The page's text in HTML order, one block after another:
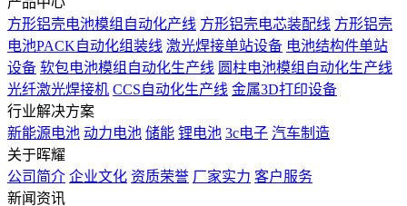
方形铝壳电池模组自动化产线 方形铝壳电芯装配线 方形铝壳
电池PACK自动化组装线 激光焊接单站设备 电池结构件单站
设备 软包电池模组自动化生产线 圆柱电池模组自动化生产线
光纤激光焊接机 CCS自动化生产线 金属3D打印设备
行业解决方案
新能源电池 动力电池 储能 锂电池 3c电子 汽车制造
关于晖耀
公司简介 企业文化 资质荣誉 厂家实力 客户服务
新闻资讯